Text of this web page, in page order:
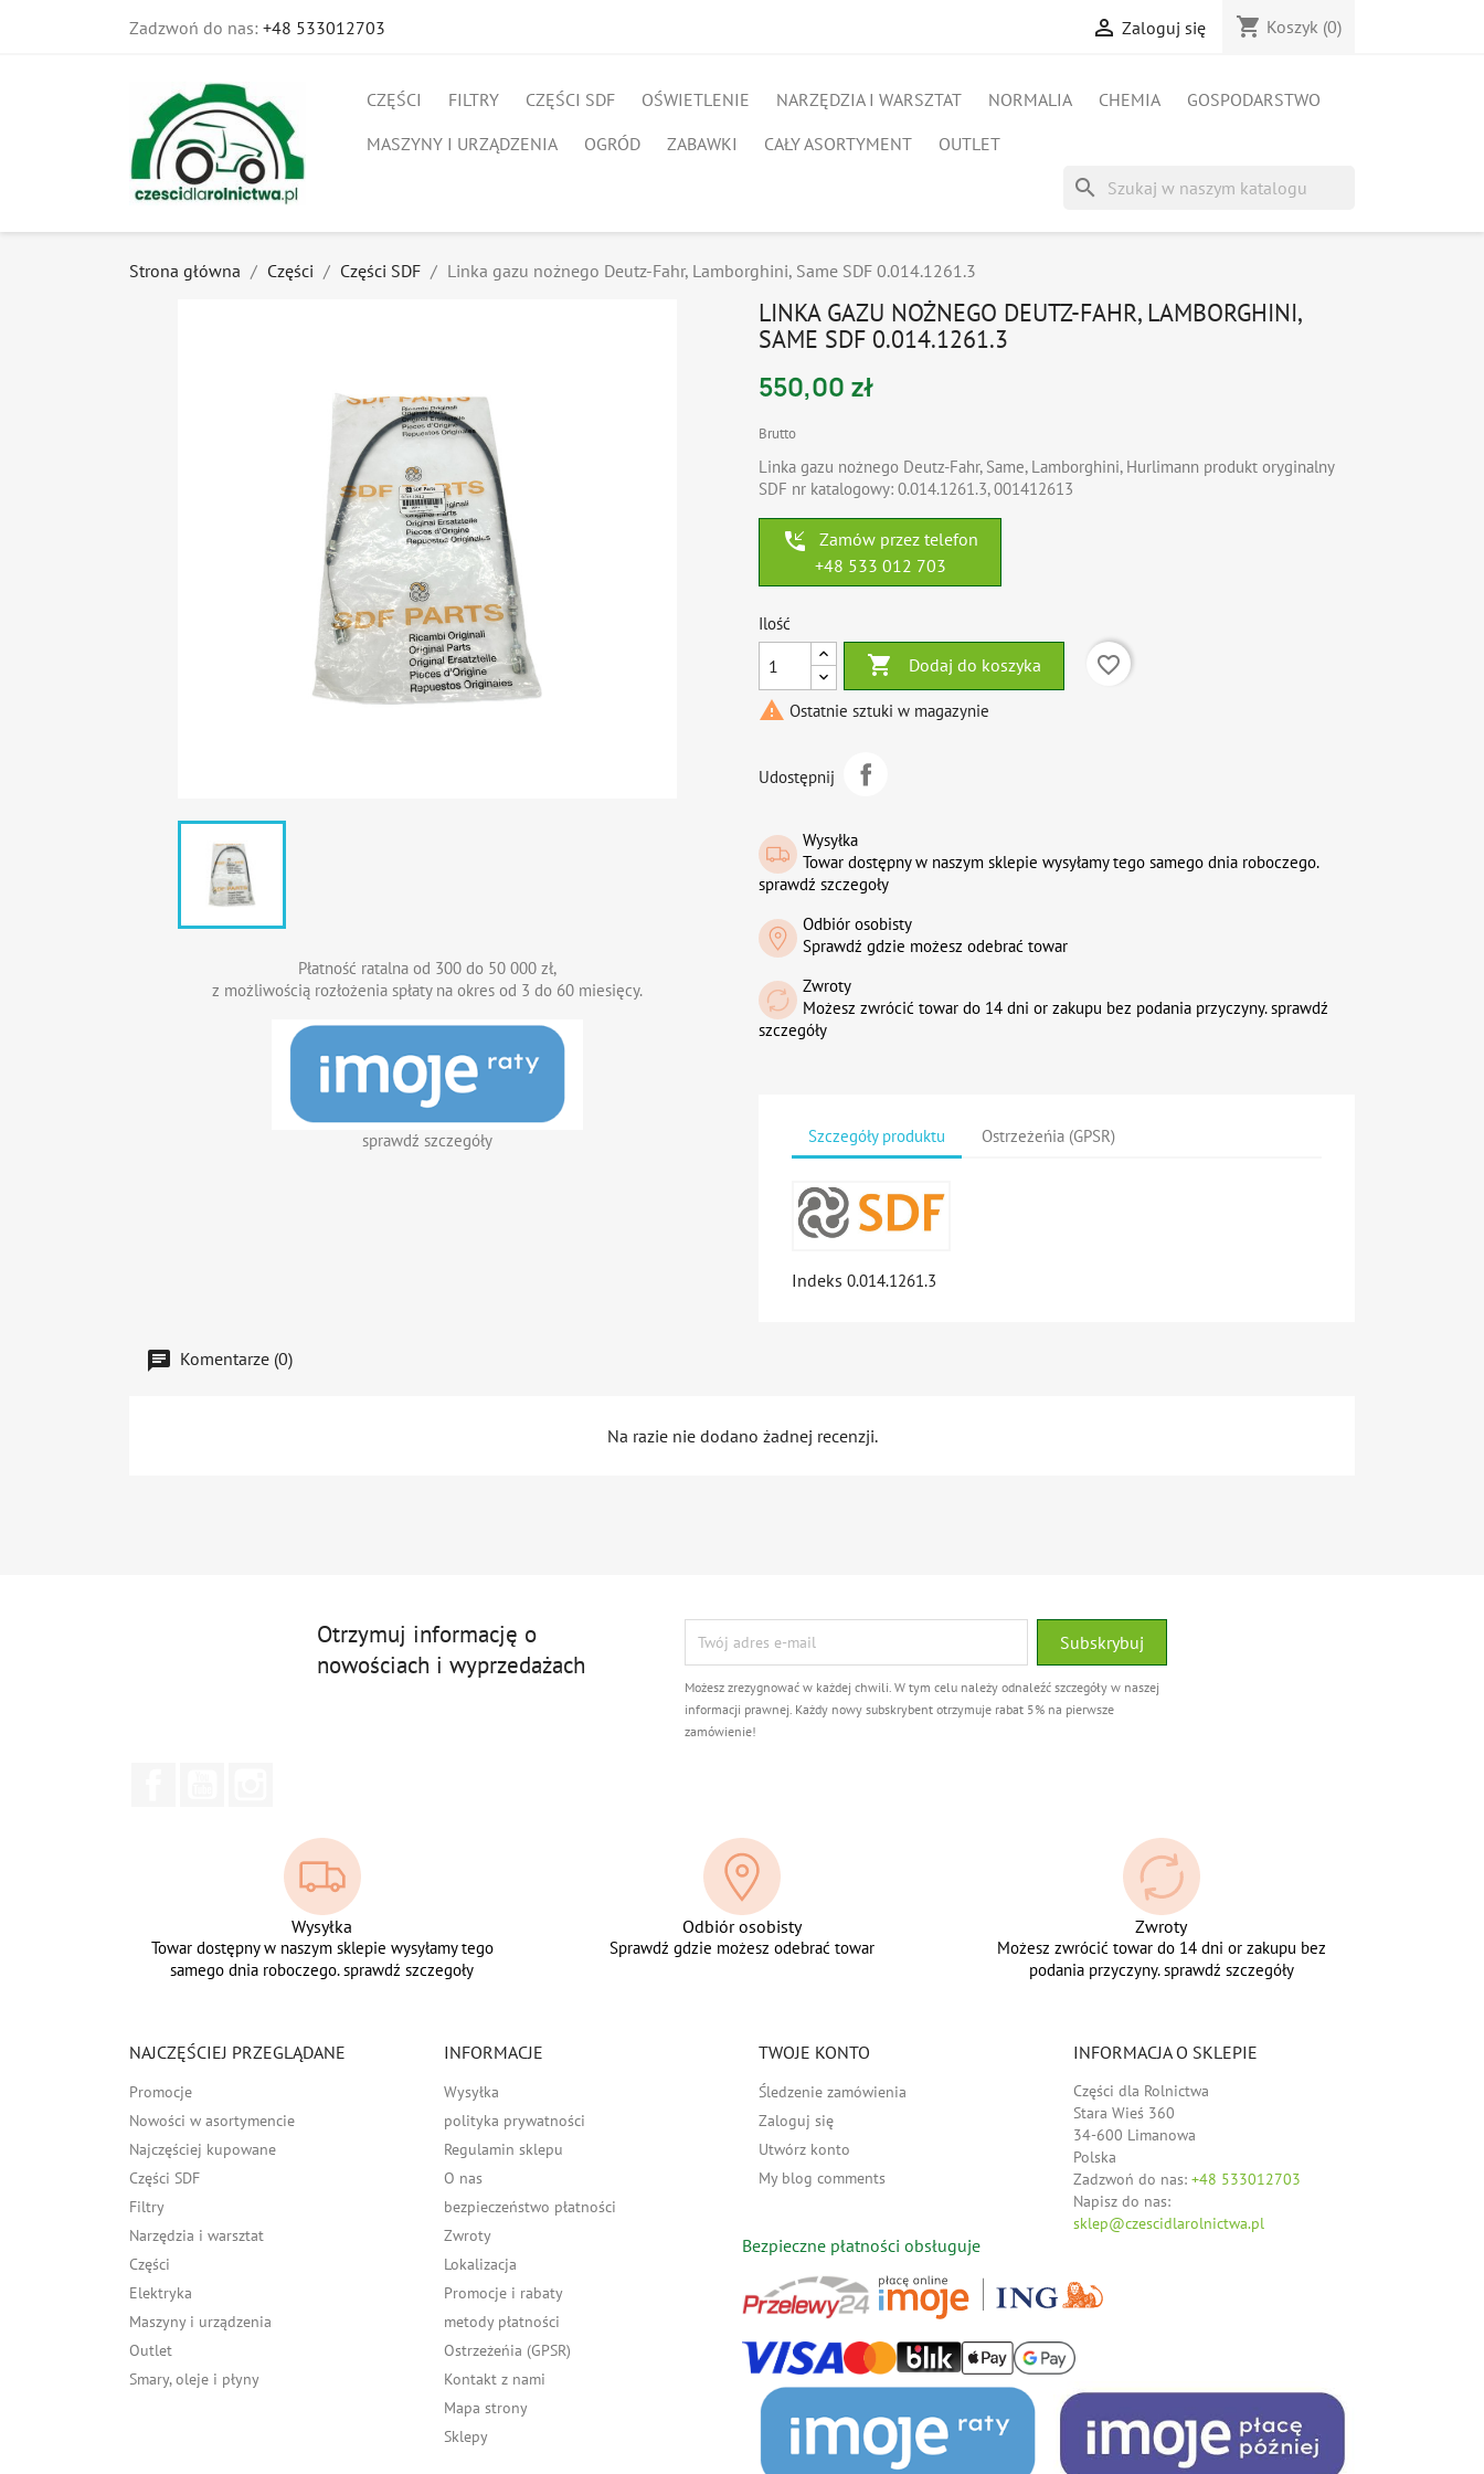
Zadzwoń do nas: +48 533012703  Zaloguj się shopping_cart Koszyk (0)
CZĘŚCI FILTRY CZĘŚCI SDF OŚWIETLENIE NARZĘDZIA I WARSZTAT NORMALIA CHEMIA
GOSPODARSTWO
MASZYNY I URZĄDZENIA
OGRÓD ZABAWKI CAŁY ASORTYMENT OUTLET
search
Strona główna Części Części SDF Linka gazu nożnego Deutz-Fahr, Lamborghini, Same SDF 0.014.1261.3
Płatność ratalna od 300 do 50 000 zł,
z możliwością rozłożenia spłaty na okres od 3 do 60 miesięcy.
sprawdź szczegóły
LINKA GAZU NOŻNEGO DEUTZ-FAHR, LAMBORGHINI,
SAME SDF 0.014.1261.3
550,00 zł
Brutto
Linka gazu nożnego Deutz-Fahr, Same, Lamborghini, Hurlimann produkt oryginalny
SDF nr katalogowy: 0.014.1261.3, 001412613
phone_callback
Zamów przez telefon
+48 533 012 703
Ilość
 Dodaj do koszyka
favorite_border
 Ostatnie sztuki w magazynie
Udostępnij
Wysyłka
Towar dostępny w naszym sklepie wysyłamy tego samego dnia roboczego.
sprawdź szczegoły
Odbiór osobisty
Sprawdź gdzie możesz odebrać towar
Zwroty
Możesz zwrócić towar do 14 dni or zakupu bez podania przyczyny. sprawdź
szczegóły
Szczegóły produktu Ostrzeżeńia (GPSR)
Indeks 0.014.1261.3
Komentarze (0)
Na razie nie dodano żadnej recenzji.
Otrzymuj informację o
nowościach i wyprzedażach
Możesz zrezygnować w każdej chwili. W tym celu należy odnaleźć szczegóły w naszej
informacji prawnej. Każdy nowy subskrybent otrzymuje rabat 5% na pierwsze
zamówienie!
Wysyłka
Towar dostępny w naszym sklepie wysyłamy tego
samego dnia roboczego. sprawdź szczegoły
Odbiór osobisty
Sprawdź gdzie możesz odebrać towar
Zwroty
Możesz zwrócić towar do 14 dni or zakupu bez
podania przyczyny. sprawdź szczegóły
NAJCZĘŚCIEJ PRZEGLĄDANE
Promocje
Nowości w asortymencie
Najczęściej kupowane
Części SDF
Filtry
Narzędzia i warsztat
Części
Elektryka
Maszyny i urządzenia
Outlet
Smary, oleje i płyny
INFORMACJE
Wysyłka
polityka prywatności
Regulamin sklepu
O nas
bezpieczeństwo płatności
Zwroty
Lokalizacja
Promocje i rabaty
metody płatności
Ostrzeżeńia (GPSR)
Kontakt z nami
Mapa strony
Sklepy
TWOJE KONTO
Śledzenie zamówienia
Zaloguj się
Utwórz konto
My blog comments
INFORMACJA O SKLEPIE
Części dla Rolnictwa
Stara Wieś 360
34-600 Limanowa
Polska
Zadzwoń do nas: +48 533012703
Napisz do nas:
sklep@czescidlarolnictwa.pl
Bezpieczne płatności obsługuje